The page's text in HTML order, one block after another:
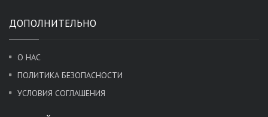
ДОПОЛНИТЕЛЬНО
О НАС
ПОЛИТИКА БЕЗОПАСНОСТИ
УСЛОВИЯ СОГЛАШЕНИЯ